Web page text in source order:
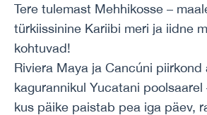
Tere tulemast Mehhikosse –
türkiissinine Kariibi meri ja iidne
kohtuvad!
Riviera Maya ja Cancúni
kagurannikul Yucatani poolsaarel
kus päike paistab pea iga päev,